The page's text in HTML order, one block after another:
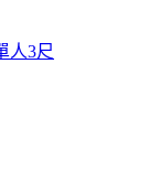
人3尺